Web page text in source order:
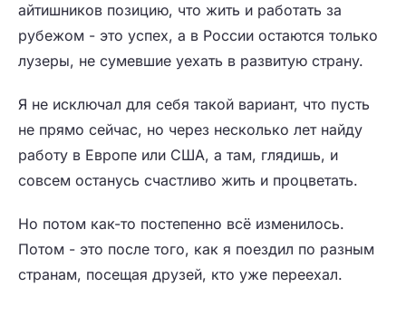
айтишников позицию, что жить и работать за
рубежом - это успех, а в России остаются только
лузеры, не сумевшие уехать в развитую страну.
Я не исключал для себя такой вариант, что пусть
не прямо сейчас, но через несколько лет найду
работу в Европе или США, а там, глядишь, и
совсем останусь счастливо жить и процветать.
Но потом как-то постепенно всё изменилось.
Потом - это после того, как я поездил по разным
странам, посещая друзей, кто уже переехал.